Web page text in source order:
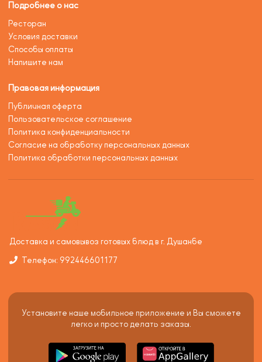
Подробнее о нас
Ресторан
Условия доставки
Способы оплаты
Напишите нам
Правовая информация
Публичная оферта
Пользовательское соглашение
Политика конфиденциальности
Согласие на обработку персональных данных
Политика обработки персональных данных
Доставка и самовывоз готовых блюд в г. Душанбе
Телефон: 992446601177
Установите наше мобильное приложение и Вы сможете
легко и просто делать заказы.